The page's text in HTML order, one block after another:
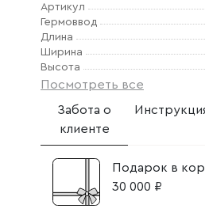
Артикул
Гермоввод
Длина
Ширина
Высота
Посмотреть все
Забота о
клиенте
Подарок в
30 000 ₽